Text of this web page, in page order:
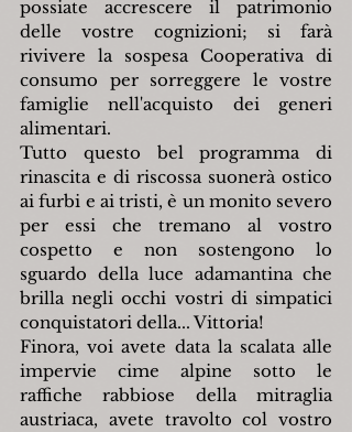
possiate accrescere il patrimonio
delle vostre cognizioni; si farà
rivivere la sospesa Cooperativa di
consumo per sorreggere le vostre
famiglie nell'acquisto dei generi
alimentari.
Tutto questo bel programma di
rinascita e di riscossa suonerà ostico
ai furbi e ai tristi, è un monito severo
per essi che tremano al vostro
cospetto e non sostengono lo
sguardo della luce adamantina che
brilla negli occhi vostri di simpatici
conquistatori della... Vittoria!
Finora, voi avete data la scalata alle
impervie cime alpine sotto le
raffiche rabbiose della mitraglia
austriaca, avete travolto col vostro